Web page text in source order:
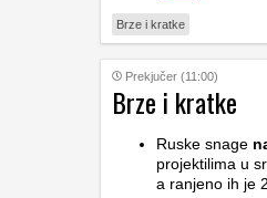
Brze i kratke
Prekjučer (11:00)
Brze i kratke
Ruske snage
projektilima u
a ranjeno ih je